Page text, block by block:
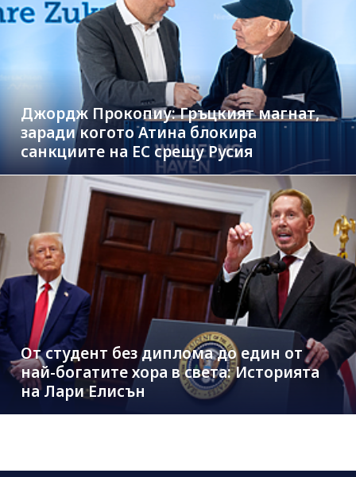
Джордж Прокопиу: Гръцкият магнат,
заради когото Атина блокира
санкциите на ЕС срещу Русия
От студент без диплома до един от
най-богатите хора в света: Историята
на Лари Елисън